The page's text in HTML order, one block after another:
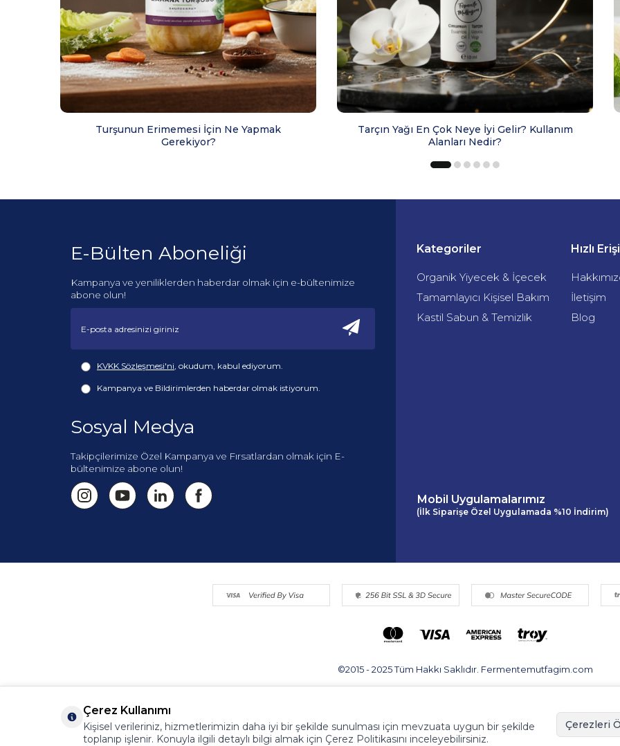
Turşunun Erimemesi İçin Ne Yapmak
Gerekiyor?
Tarçın Yağı En Çok Neye İyi Gelir? Kullanım
Alanları Nedir?
E-Bülten Aboneliği
Kampanya ve yeniliklerden haberdar olmak için e-bültenimize
abone olun!
KVKK Sözleşmesi'ni, okudum, kabul ediyorum.
Kampanya ve Bildirimlerden haberdar olmak istiyorum.
Sosyal Medya
Takipçilerimize Özel Kampanya ve Fırsatlardan olmak için E-
bültenimize abone olun!
Kategoriler
Organik Yiyecek & İçecek
Tamamlayıcı Kişisel Bakım
Kastil Sabun & Temizlik
Hızlı
İletişim
Blog
Mobil Uygulamalarımız
(İlk Siparişe Özel Uygulamada %10 İndirim)
©2015 - 2025 Tüm Hakkı Saklıdır. Fermentemutfagim.com
Çerez Kullanımı
Kişisel verileriniz, hizmetlerimizin daha iyi bir şekilde sunulması için mevzuata uygun bir şekilde
toplanıp işlenir. Konuyla ilgili detaylı bilgi almak için Çerez Politikasını inceleyebilirsiniz.
Çerezleri